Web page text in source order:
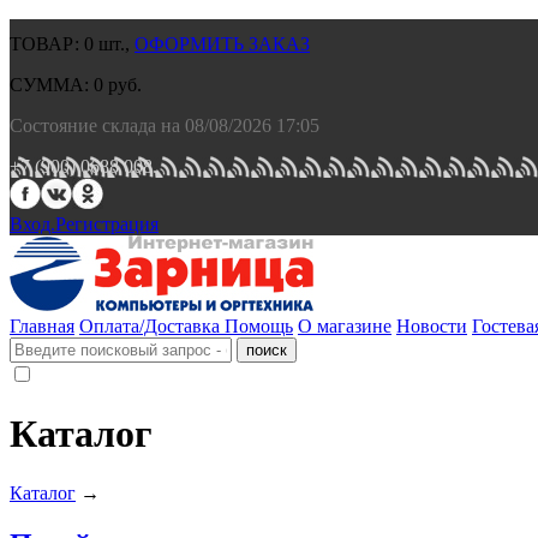
ТОВАР: 0 шт., ОФОРМИТЬ ЗАКАЗ
СУММА: 0 руб.
Состояние склада на 08/08/2026 17:05
+7 (900) 0688 008.
Вход.Регистрация
Главная Оплата/Доставка Помощь О магазине Новости
Каталог
Каталог →